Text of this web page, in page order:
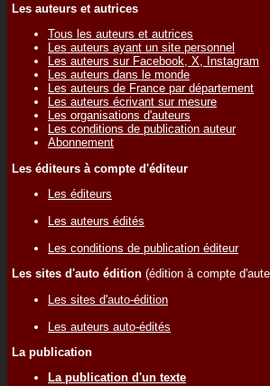
Les auteurs et autrices
Tous les auteurs et autrices
Les auteurs ayant un site personnel
Les auteurs sur Facebook, X, Instagram
Les auteurs dans le monde
Les auteurs de France par département
Les auteurs écrivant sur mesure
Les organisations d'auteurs
Les conditions de publication auteur
Abonnement
Les éditeurs à compte d'éditeur
Les éditeurs
Les auteurs édités
Les conditions de publication éditeur
Les sites d'auto édition (édition à compte
Les sites d'auto-édition
Les auteurs auto-édités
La publication
La publication d'un texte